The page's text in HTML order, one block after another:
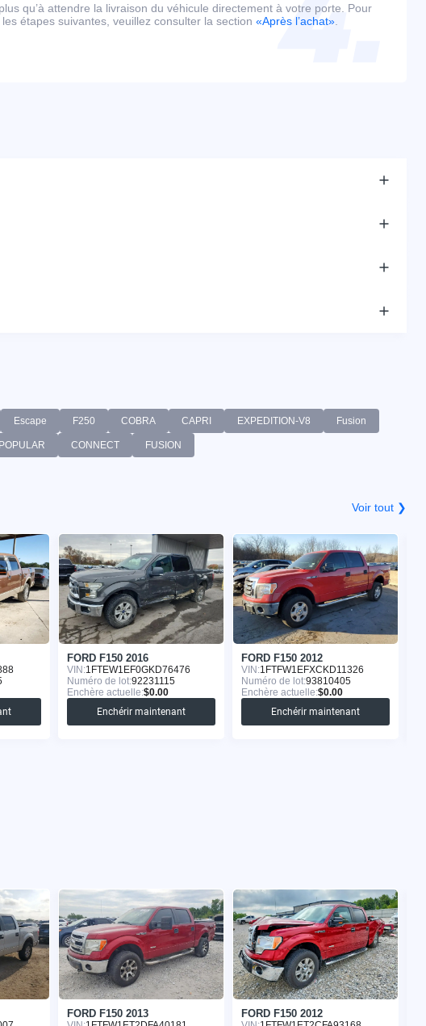
qu’à attendre la livraison du véhicule directement à votre porte. Pour
étapes suivantes, veuillez consulter la section «Après l’achat»
Escape F250 COBRA CAPRI EXPEDITION-V8 Fusion
POPULAR CONNECT FUSION
Voir tout ❯
FORD F150 2016
VIN:1FTEW1EF0GKD76476
Numéro de lot:92231115
Enchère actuelle:$0.00
Enchérir maintenant
FORD F150 2012
VIN:1FTFW1EFXCKD11326
Numéro de lot:93810405
Enchère actuelle:$0.00
Enchérir maintenant
FORD F150 2013 FORD F150 2012